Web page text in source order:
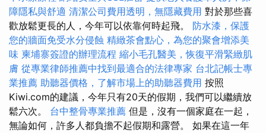
障隱私與舒適 清潔公司費用透明，無隱藏費用 對於那些喜
歡放鬆更長的人，今年可以依靠何時起飛。 防水漆，保護
您的牆面免受水分侵蝕 精緻茶會點心，為您的聚會增添美
味 柬埔寨簽證的辦理流程 縮小毛孔醫美，恢復平滑緊緻肌
膚 從專業律師推薦中找到最適合的法律專家 台北記帳士專
業推薦 助聽器價格，了解市場上的助聽器費用 按照
Kiwi.com的建議，今年只有20天的假期，我們可以繼續放
鬆六次。 台中整骨專業推薦 但是，沒有一個家庭在一起，
無論如何，許多人都負擔不起假期和露營。 如果在這一年